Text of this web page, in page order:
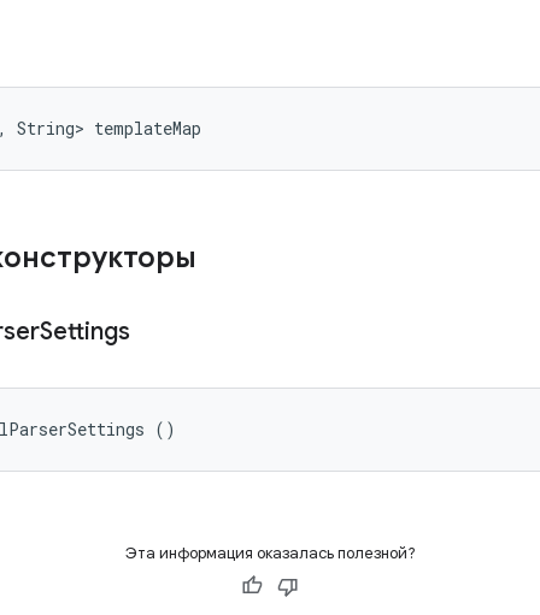
String> templateMap
Settings
()
Эта информация оказалась полезной?